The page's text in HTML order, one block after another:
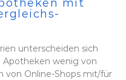
mit
unterscheiden sich
Apotheken wenig von
von Online-Shops mit/für